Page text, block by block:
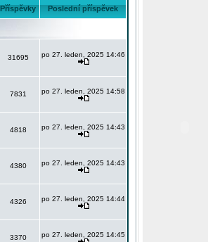
Příspěvky Poslední příspěvek
31695 po 27. leden, 2025 14:46
7831 po 27. leden, 2025 14:58
4818 po 27. leden, 2025 14:43
4380 po 27. leden, 2025 14:43
4326 po 27. leden, 2025 14:44
3370 po 27. leden, 2025 14:45